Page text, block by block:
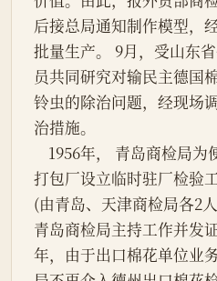
后接总局通知制作模型，
批量生产。 9月，受山东
员共同研究对输民主德国
铃虫的除治问题，经现场
治措施。
打包厂设立临时驻厂检验
(由青岛、天津商检局各2
青岛商检局主持工作并发
年，由于出口棉花单位业